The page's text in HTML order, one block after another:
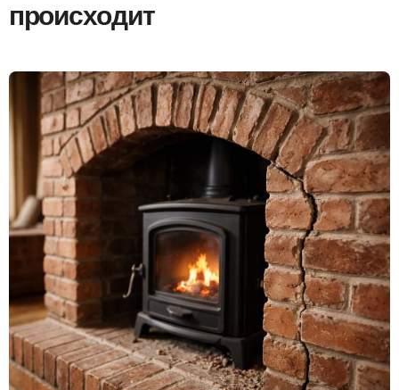
происходит